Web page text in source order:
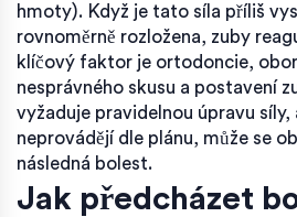
hmoty). Když je tato síla příliš
rovnoměrně rozložena, zuby
klíčový faktor je ortodoncie,
nesprávného skusu a postavení
vyžaduje pravidelnou úpravu síly,
neprovádějí dle plánu, může se
následná bolest.
Jak předcházet